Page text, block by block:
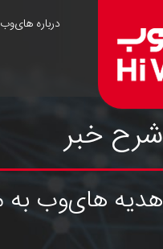
درباره های‌وب
شرح خبر
هدیه های‌وب به